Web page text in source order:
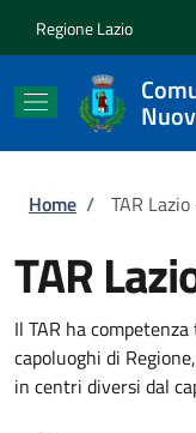
Regione Lazio
Briciole di
Home / TAR
TAR
Il TAR ha
capoluoghi di
in centri diversi dal